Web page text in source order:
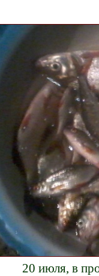
20 июля, в